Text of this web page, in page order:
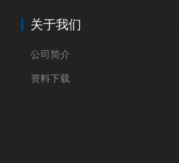
关于我们
公司简介
资料下载